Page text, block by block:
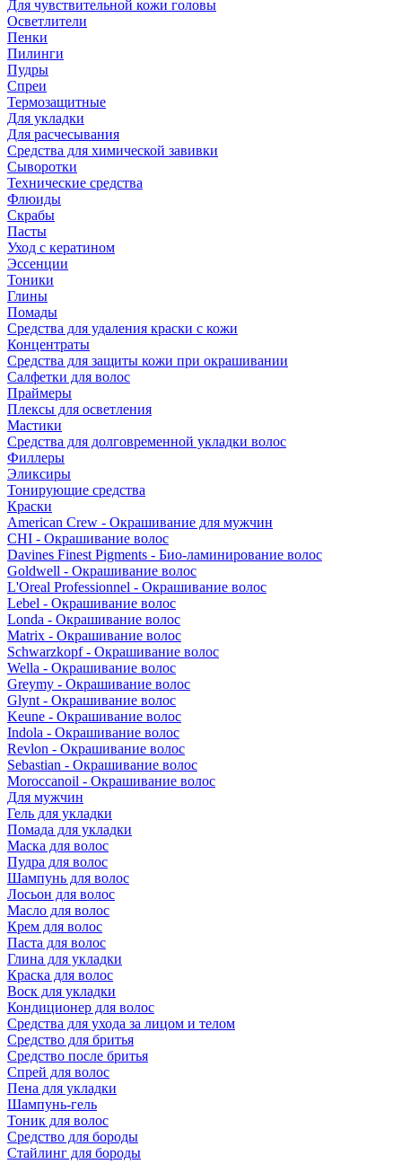
Для чувствительной кожи головы
Осветлители
Пенки
Пилинги
Пудры
Спреи
Термозащитные
Для укладки
Для расчесывания
Средства для химической завивки
Сыворотки
Технические средства
Флюиды
Скрабы
Пасты
Уход с кератином
Эссенции
Тоники
Глины
Помады
Средства для удаления краски с кожи
Концентраты
Средства для защиты кожи при окрашивании
Салфетки для волос
Праймеры
Плексы для осветления
Мастики
Средства для долговременной укладки волос
Филлеры
Эликсиры
Тонирующие средства
Краски
American Crew - Окрашивание для мужчин
CHI - Окрашивание волос
Davines Finest Pigments - Био-ламинирование волос
Goldwell - Окрашивание волос
L'Oreal Professionnel - Окрашивание волос
Lebel - Окрашивание волос
Londa - Окрашивание волос
Matrix - Окрашивание волос
Schwarzkopf - Окрашивание волос
Wella - Окрашивание волос
Greymy - Окрашивание волос
Glynt - Окрашивание волос
Keune - Окрашивание волос
Indola - Окрашивание волос
Revlon - Окрашивание волос
Sebastian - Окрашивание волос
Moroccanoil - Окрашивание волос
Для мужчин
Гель для укладки
Помада для укладки
Маска для волос
Пудра для волос
Шампунь для волос
Лосьон для волос
Масло для волос
Крем для волос
Паста для волос
Глина для укладки
Краска для волос
Воск для укладки
Кондиционер для волос
Средства для ухода за лицом и телом
Средство для бритья
Средство после бритья
Спрей для волос
Пена для укладки
Шампунь-гель
Тоник для волос
Средство для бороды
Стайлинг для бороды